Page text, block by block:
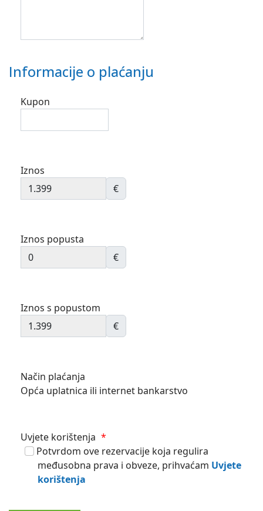
Informacije o plaćanju
Kupon
Iznos
€
Iznos popusta
€
Iznos s popustom
€
Način plaćanja
Opća uplatnica ili internet bankarstvo
Uvjete korištenja *
Potvrdom ove rezervacije koja regulira
međusobna prava i obveze, prihvaćam Uvjete
korištenja